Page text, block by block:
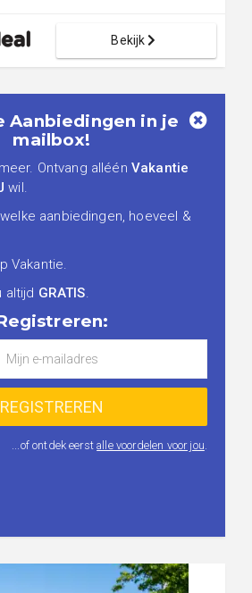
Bekijk
Aanbiedingen in je
mailbox!
Ontvang alléén Vakantie
wil.
aanbiedingen, hoeveel &
Vakantie.
altijd GRATIS.
...of ontdek eerstalle voordelen voor jou.